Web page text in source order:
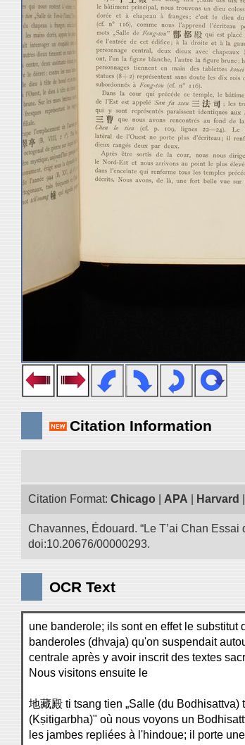
Citation Information
Citation Format: Chicago APA Harvard
Chavannes, Édouard. “Le T’ai Chan
doi:10.20676/00000293.
OCR Text
une banderole; ils sont en effet le substitut
banderoles (dhvaja) qu'on suspendait
centrale après y avoir inscrit des textes
Nous visitons ensuite le
地藏殿 ti tsang tien „Salle (du Bodhisattva)
(Kṣitigarbha)" où nous voyons un
les jambes repliées à l'hindoue; il porte